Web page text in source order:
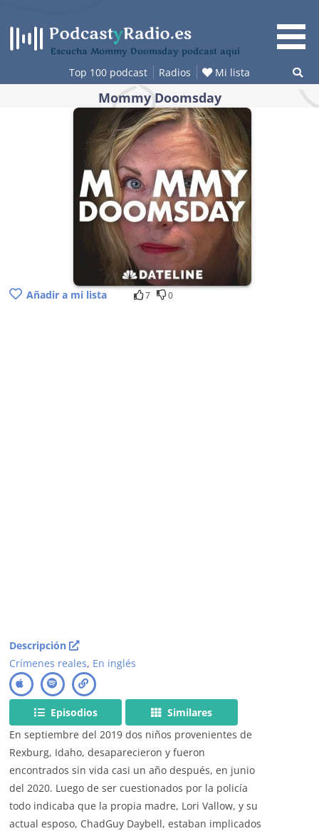
contenido
Escucha Mommy Doomsday podcast aquí
Top 100 podcast Radios Mi lista
Mommy Doomsday
Añadir a mi lista 7 0
Descripción
Crímenes reales, En inglés
Episodios
Similares
En septiembre del 2019 dos niños provenientes de
Rexburg, Idaho, desaparecieron y fueron
encontrados sin vida casi un año después, en junio
del 2020. Luego de ser cuestionados por la policía
todo indicaba que la propia madre, Lori Vallow, y su
actual esposo, ChadGuy Daybell, estaban implicados